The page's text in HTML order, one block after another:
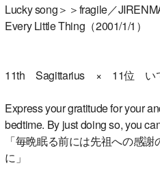
Lucky song＞＞fragile／
Every Little Thing（2001/1/1）
11th Sagittarius × 11位 い
Express your gratitude for your
bedtime. By just doing so, you
「毎晩眠る前には先祖への感
に」